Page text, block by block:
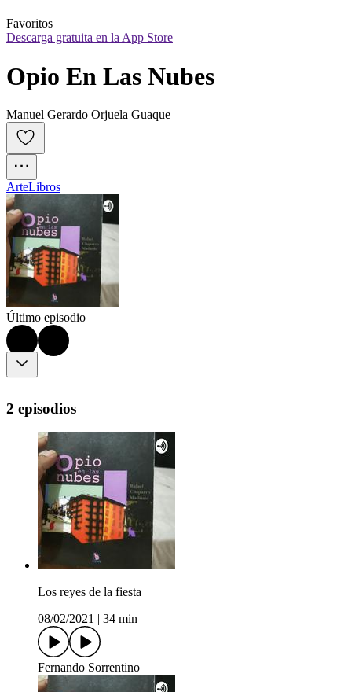
Favoritos
Descarga gratuita en la App Store
Opio En Las Nubes
Manuel Gerardo Orjuela Guaque
ArteLibros
Último episodio
2 episodios
Los reyes de la fiesta
08/02/2021
34 min
Fernando Sorrentino